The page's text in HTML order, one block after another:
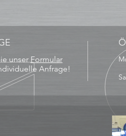
unser Formular
Anfrage!